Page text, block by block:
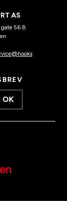
AS
56 B
OK